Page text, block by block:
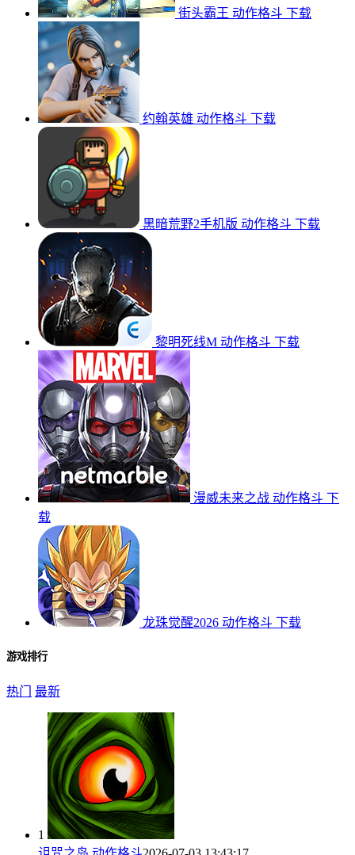
街头霸王 动作格斗 下载
约翰英雄 动作格斗 下载
黑暗荒野2手机版 动作格斗 下载
黎明死线M 动作格斗 下载
漫威未来之战 动作格斗 下
载
龙珠觉醒2026 动作格斗 下载
游戏排行
热门 最新
1